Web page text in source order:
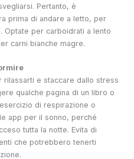
Pertanto, è
prima di andare a letto, per
Optate per carboidrati a lento
carni bianche magre.
e staccare dallo stress
qualche pagina di un libro o
di respirazione o
app per il sonno, perché
tutta la notte. Evita di
che potrebbero tenerti